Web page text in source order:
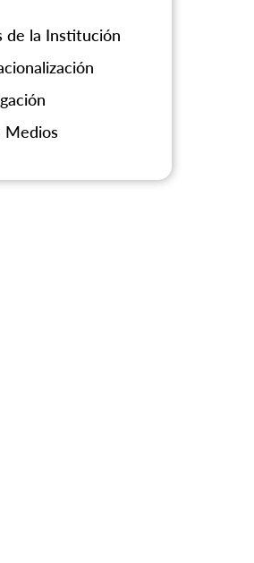
de la Institución
Medios